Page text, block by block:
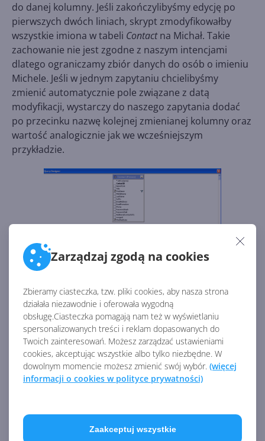
Zarządzaj zgodą na cookies
Zbieramy ciasteczka, tzw. pliki cookies, aby nasza strona
działała niezawodnie i oferowała wygodną
obsługę.Ciasteczka pomagają nam też w wyświetlaniu
spersonalizowanych treści i reklam dopasowanych do
Twoich zainteresowań. Możesz zarządzać ustawieniami
cookies, akceptując wszystkie albo tylko niezbędne. W
dowolnym momencie możesz zmienić swój wybór. (więcej
informacji o cookies w polityce prywatności)
Zaakceptuj wszystkie
do danej kolumny. Jeśli zakończylibyśmy edycję po
pierwszych dwóch liniach, skrypt zmodyfikowałby
wszystkie imiona w tabeli Contactna Michał. Takie
zachowanie nie jest zgodne z naszym intencjami
dlatego ograniczamy zbiór danych do osób o imieniu
Michele. Jeśli w jednym zapytaniu chcielibyśmy
zmienić automatycznie pole związane z datą
modyfikacji, wystarczy do naszego zapytania dodać
po przecinku nazwę kolejnej zmienianej kolumny oraz
wartość analogicznie jak we wcześniejszym
przykładzie.
Tu zmieniamy datę modyfikacji wiersza, przy okazji
wykorzystujemy jedną z funkcjiSQL Severapobierającą
datę.
UPDATE Person.Contact
N'Michał', ModifiedDate =